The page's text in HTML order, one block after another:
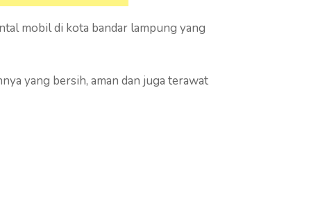
mobil di kota bandar lampung yang
yang bersih, aman dan juga terawat